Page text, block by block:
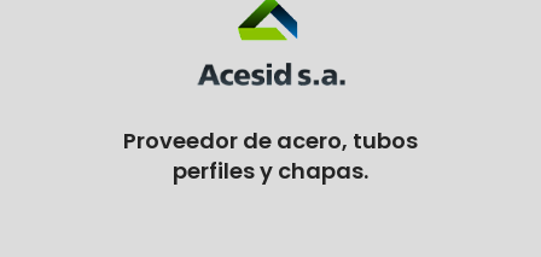
Proveedor de acero, tubos
perfiles y chapas.